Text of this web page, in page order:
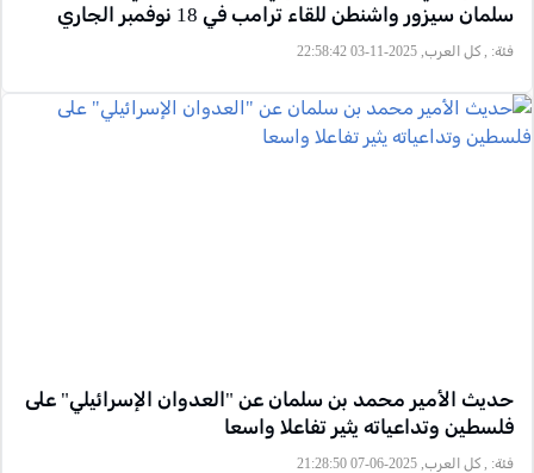
سلمان سيزور واشنطن للقاء ترامب في 18 نوفمبر الجاري
فئة: , كل العرب, 2025-11-03 22:58:42
حديث الأمير محمد بن سلمان عن "العدوان الإسرائيلي" على
فلسطين وتداعياته يثير تفاعلا واسعا
فئة: , كل العرب, 2025-06-07 21:28:50